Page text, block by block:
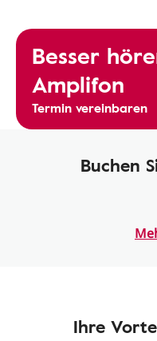
Besser
Amplifon
Termin vereinbaren
Buchen
Ihre